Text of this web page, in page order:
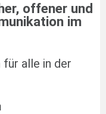
offener und
im
alle in der